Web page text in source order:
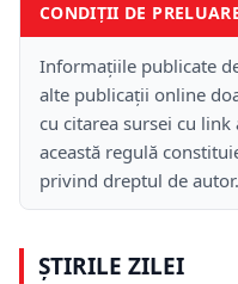
CONDIȚII DE
Informațiile publicate
alte publicații online
cu citarea sursei cu link
această regulă
privind dreptul de autor.
ȘTIRILE ZILEI